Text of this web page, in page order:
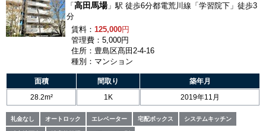
「 高田馬場」駅 徒歩6分都電荒川線「学習院下」徒歩3
分
賃料： 125,000円
管理費：5,000円
住所：豊島区髙田2-4-16
種別：マンション
面積 間取り
築年月
28.2m²
1K 2019年11月
礼金なし オートロック エレベーター 宅配ボックス システムキッチン